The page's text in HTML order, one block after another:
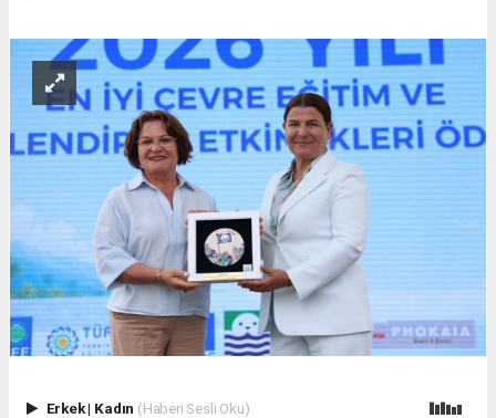
Erkek| Kadın (Haberi Sesli Oku)